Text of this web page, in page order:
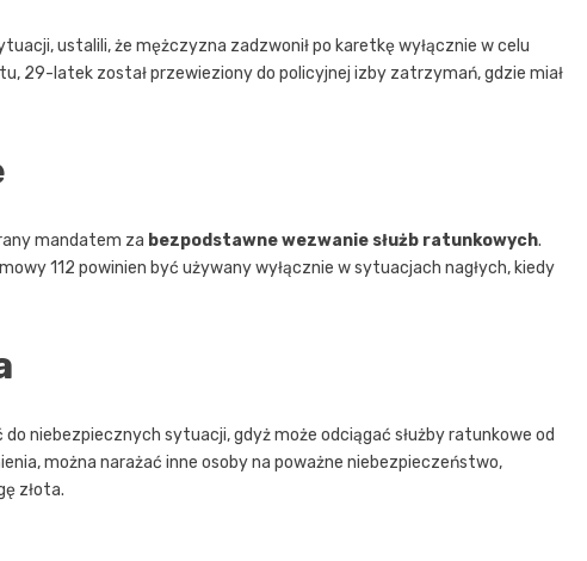
ustalili, że mężczyzna zadzwonił po karetkę wyłącznie w celu
29-latek został przewieziony do policyjnej izby zatrzymań, gdzie miał
mandatem za bezpodstawne wezwanie służb ratunkowych.
112 powinien być używany wyłącznie w sytuacjach nagłych, kiedy
niebezpiecznych sytuacji, gdyż może odciągać służby ratunkowe od
można narażać inne osoby na poważne niebezpieczeństwo,
złota.